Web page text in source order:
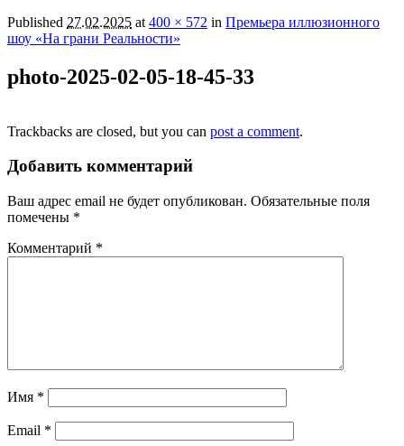
Published 27.02.2025 at 400 × 572 in Премьера иллюзионного
шоу «На грани Реальности»
photo-2025-02-05-18-45-33
Trackbacks are closed, but you can post a comment.
Добавить комментарий
Ваш адрес email не будет опубликован. Обязательные поля
помечены *
Комментарий *
Имя *
Email *